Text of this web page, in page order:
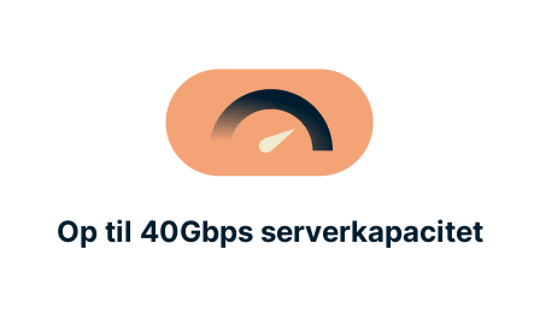
Op til 40Gbps serverkapacitet